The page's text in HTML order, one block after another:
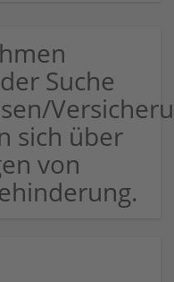
Suche
sich über
von